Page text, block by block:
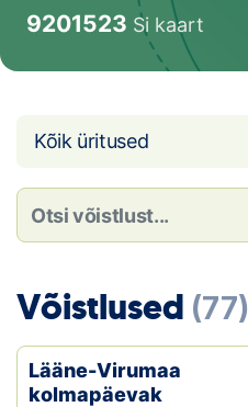
Toetamine
Telli litsents!
Noored
Kaardid
9201523 Si kaart
Kõik üritused
Võistlused (77)
Lääne-Virumaa
kolmapäevak